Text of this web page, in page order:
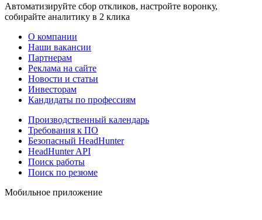
Автоматизируйте сбор откликов, настройте воронку,
собирайте аналитику в 2 клика
О компании
Наши вакансии
Партнерам
Реклама на сайте
Новости и статьи
Инвесторам
Кандидаты по профессиям
Производственный календарь
Требования к ПО
Безопасный HeadHunter
HeadHunter API
Поиск работы
Поиск по резюме
Мобильное приложение